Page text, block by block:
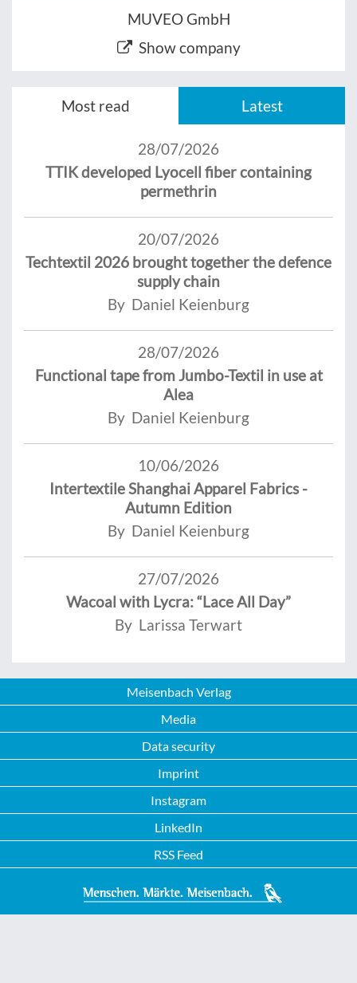
MUVEO GmbH
Show company
Most read Latest
28/07/2026
TTIK developed Lyocell fiber containing
permethrin
20/07/2026
Techtextil 2026 brought together the defence
supply chain
By Daniel Keienburg
28/07/2026
Functional tape from Jumbo-Textil in use at
Alea
By Daniel Keienburg
10/06/2026
Intertextile Shanghai Apparel Fabrics -
Autumn Edition
By Daniel Keienburg
27/07/2026
Wacoal with Lycra: “Lace All Day”
By Larissa Terwart
Meisenbach Verlag
Media
Data security
Imprint
Instagram
LinkedIn
RSS Feed